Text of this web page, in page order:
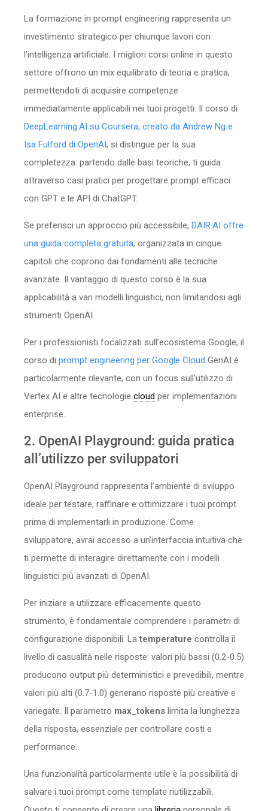
La formazione in prompt engineering rappresenta un
investimento strategico per chiunque lavori con
l’intelligenza artificiale. I migliori corsi online in questo
settore offrono un mix equilibrato di teoria e pratica,
permettendoti di acquisire competenze
immediatamente applicabili nei tuoi progetti. Il corso di
DeepLearning.AI su Coursera, creato da Andrew Ng e
Isa Fulford di OpenAI, si distingue per la sua
completezza: partendo dalle basi teoriche, ti guida
attraverso casi pratici per progettare prompt efficaci
con GPT e le API di ChatGPT.
Se preferisci un approccio più accessibile, DAIR.AI offre
una guida completa gratuita, organizzata in cinque
capitoli che coprono dai fondamenti alle tecniche
avanzate. Il vantaggio di questo corso è la sua
applicabilità a vari modelli linguistici, non limitandosi agli
strumenti OpenAI.
Per i professionisti focalizzati sull’ecosistema Google, il
corso di prompt engineering per Google Cloud GenAI è
particolarmente rilevante, con un focus sull’utilizzo di
Vertex AI e altre tecnologie cloud per implementazioni
enterprise.
2. OpenAI Playground: guida pratica
all’utilizzo per sviluppatori
OpenAI Playground rappresenta l’ambiente di sviluppo
ideale per testare, raffinare e ottimizzare i tuoi prompt
prima di implementarli in produzione. Come
sviluppatore, avrai accesso a un’interfaccia intuitiva che
ti permette di interagire direttamente con i modelli
linguistici più avanzati di OpenAI.
Per iniziare a utilizzare efficacemente questo
strumento, è fondamentale comprendere i parametri di
configurazione disponibili. La temperature controlla il
livello di casualità nelle risposte: valori più bassi (0.2-0.5)
producono output più deterministici e prevedibili, mentre
valori più alti (0.7-1.0) generano risposte più creative e
variegate. Il parametro max_tokens limita la lunghezza
della risposta, essenziale per controllare costi e
performance.
Una funzionalità particolarmente utile è la possibilità di
salvare i tuoi prompt come template riutilizzabili.